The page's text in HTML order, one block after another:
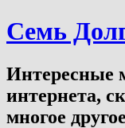
Семь
Интересные
интернета,
многое другое